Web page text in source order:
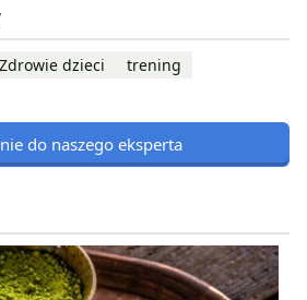
Zdrowie dzieci trening
do naszego eksperta